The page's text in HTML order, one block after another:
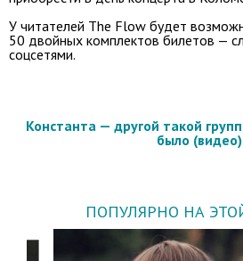
У читателей The Flow будет
50 двойных комплектов билетов —
соцсетями.
Константа — другой такой
было (видео)
ПОПУЛЯРНО НА